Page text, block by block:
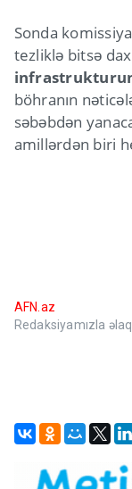
Sonda
tezliklə bitsə
böhranın
səbəbdən
amillərdən biri
AFN.az
Redaksiyamızla